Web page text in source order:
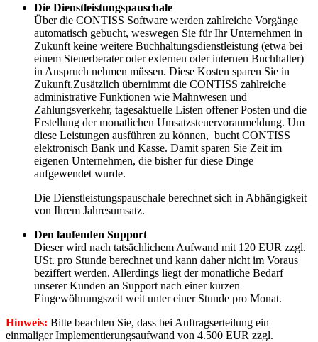
Die Dienstleistungspauschale
Über die CONTISS Software werden zahlreiche Vorgänge
automatisch gebucht, weswegen Sie für Ihr Unternehmen in
Zukunft keine weitere Buchhaltungsdienstleistung (etwa bei
einem Steuerberater oder externen oder internen Buchhalter)
in Anspruch nehmen müssen. Diese Kosten sparen Sie in
Zukunft.Zusätzlich übernimmt die CONTISS zahlreiche
administrative Funktionen wie Mahnwesen und
Zahlungsverkehr, tagesaktuelle Listen offener Posten und die
Erstellung der monatlichen Umsatzsteuervoranmeldung. Um
diese Leistungen ausführen zu können, bucht CONTISS
elektronisch Bank und Kasse. Damit sparen Sie Zeit im
eigenen Unternehmen, die bisher für diese Dinge
aufgewendet wurde.
Die Dienstleistungspauschale berechnet sich in Abhängigkeit
von Ihrem Jahresumsatz.
Den laufenden Support
Dieser wird nach tatsächlichem Aufwand mit 120 EUR zzgl.
USt. pro Stunde berechnet und kann daher nicht im Voraus
beziffert werden. Allerdings liegt der monatliche Bedarf
unserer Kunden an Support nach einer kurzen
Eingewöhnungszeit weit unter einer Stunde pro Monat.
Hinweis: Bitte beachten Sie, dass bei Auftragserteilung ein
einmaliger Implementierungsaufwand von 4.500 EUR zzgl.